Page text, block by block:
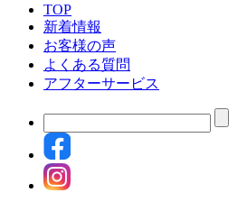
TOP
新着情報
お客様の声
よくある質問
アフターサービス